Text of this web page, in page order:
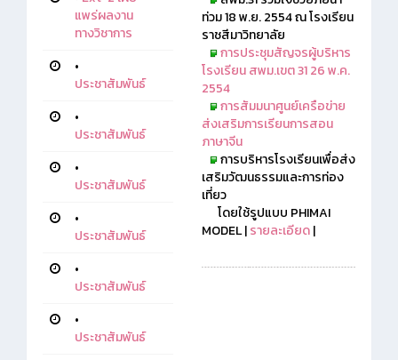
แพร่ผลงาน
ทางวิชาการ
•
ประชาสัมพันธ์
•
ประชาสัมพันธ์
•
ประชาสัมพันธ์
•
ประชาสัมพันธ์
•
ประชาสัมพันธ์
•
ประชาสัมพันธ์
ท่วม 18 พ.ย. 2554 ณ โรงเรียน
ราชสีมาวิทยาลัย
การประชุมสัญจรผู้บริหาร
โรงเรียน สพม.เขต 31 26 พ.ค.
2554
การสัมมนาศูนย์เครือข่าย
ส่งเสริมการเรียนการสอน
ภาษาจีน
การบริหารโรงเรียนเพื่อส่ง
เสริมวัฒนธรรมและการท่อง
เที่ยว
โดยใช้รูปแบบ PHIMAI
MODEL |รายละเอียด|